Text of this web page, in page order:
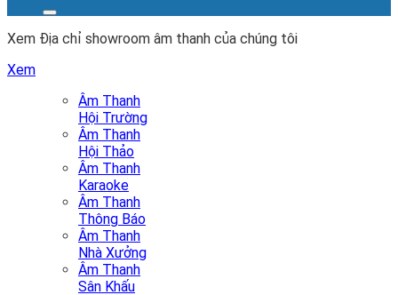
Xem Địa chỉ showroom âm thanh của chúng tôi
Xem
Âm Thanh
Hội Trường
Âm Thanh
Hội Thảo
Âm Thanh
Karaoke
Âm Thanh
Thông Báo
Âm Thanh
Nhà Xưởng
Âm Thanh
Sân Khấu